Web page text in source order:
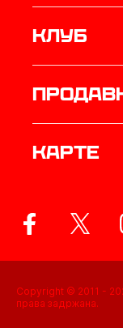
Клуб
Карте
Copyright © 2011 -
права задржана.